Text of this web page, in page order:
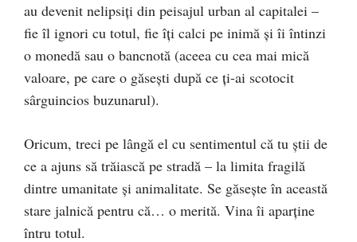
au devenit nelipsiți din peisajul urban al capitalei –
fie îl ignori cu totul, fie îți calci pe inimă și îi întinzi
o monedă sau o bancnotă (aceea cu cea mai mică
valoare, pe care o găsești după ce ți-ai scotocit
sârguincios buzunarul).
Oricum, treci pe lângă el cu sentimentul că tu știi de
ce a ajuns să trăiască pe stradă – la limita fragilă
dintre umanitate și animalitate. Se găsește în această
stare jalnică pentru că… o merită. Vina îi aparține
întru totul.